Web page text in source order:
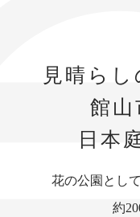
見晴らし
館山
日本
花の公園とし
約